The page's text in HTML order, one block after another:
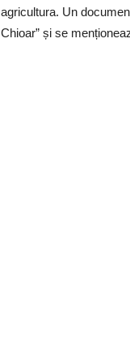
agricultura. Un
Chioar” și se